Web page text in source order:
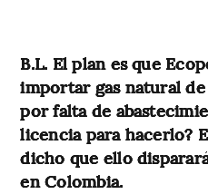
B.L. El plan es que
importar gas natural
por falta de
licencia para hacerlo?
dicho que ello
en Colombia.